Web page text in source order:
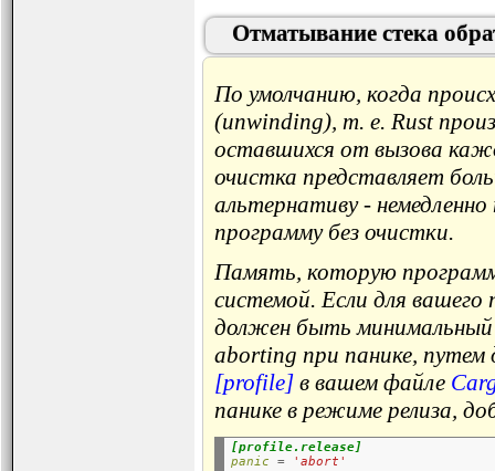
Отматывание стека
По умолчанию, когда
(unwinding), т. е. Rust
оставшихся от вызова
очистка представляет
альтернативу -
программу без очистки.
Память, которую
системой. Если для
должен быть минимальный
aborting при панике, путем
[profile] в вашем файле
панике в режиме релиза,
[profile.release]
panic
= 'abort'